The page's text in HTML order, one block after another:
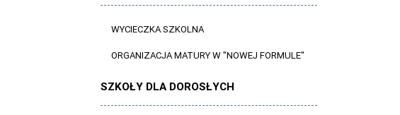
WYCIECZKA SZKOLNA
ORGANIZACJA MATURY W "NOWEJ FORMULE"
SZKOŁY DLA DOROSŁYCH